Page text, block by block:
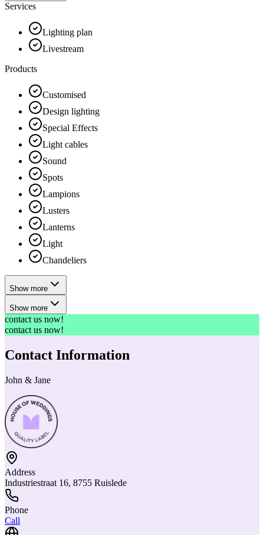
Services
Lighting plan
Livestream
Products
Customised
Design lighting
Special Effects
Light cables
Sound
Spots
Lampions
Lusters
Lanterns
Light
Chandeliers
Show more
Show more
contact us now!
contact us now!
Contact Information
John & Jane
Address
Industriestraat 16, 8755 Ruislede
Phone
Call